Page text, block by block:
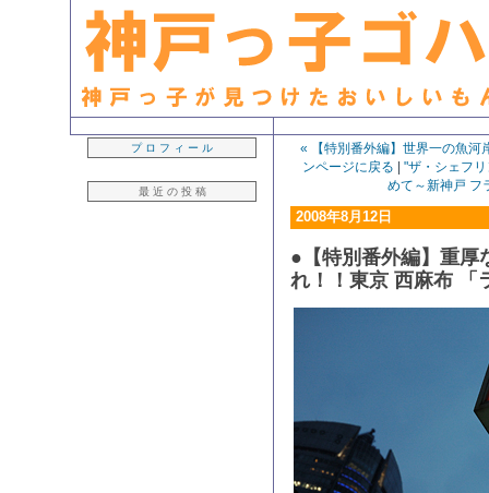
プ ロ フ ィ ー ル
最 近 の 投 稿
« 【特別番外編】世界一の魚
ンページに戻る
"ザ・シェフ
めて～新神戸 フ
2008年8月12日
●【特別番外編】重厚
れ！！東京 西麻布 「